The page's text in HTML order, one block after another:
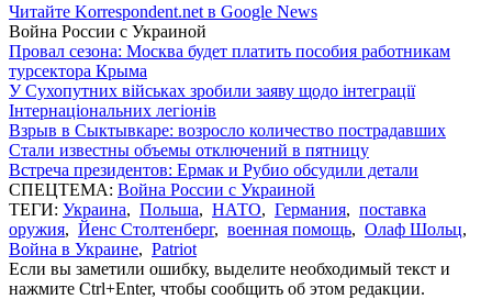
Читайте Korrespondent.net в Google News
Война России с Украиной
Провал сезона: Москва будет платить пособия работникам
турсектора Крыма
У Сухопутних військах зробили заяву щодо інтеграції
Інтернаціональних легіонів
Взрыв в Сыктывкаре: возросло количество пострадавших
Стали известны объемы отключений в пятницу
Встреча президентов: Ермак и Рубио обсудили детали
СПЕЦТЕМА: Война России с Украиной
ТЕГИ: Украина, Польша, НАТО, Германия, поставка
оружия, Йенс Столтенберг, военная помощь, Олаф Шольц,
Война в Украине, Patriot
Если вы заметили ошибку, выделите необходимый текст и
нажмите Ctrl+Enter, чтобы сообщить об этом редакции.